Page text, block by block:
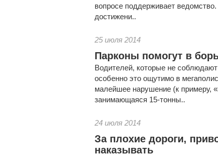
вопросе поддерживает
достижени..
25 июля 2014
Парконы помогут в
Водителей, которые не
особенно это ощутимо в
малейшее нарушение (к примеру,
занимающаяся 15-тонны..
24 июля 2014
За плохие дороги,
наказывать